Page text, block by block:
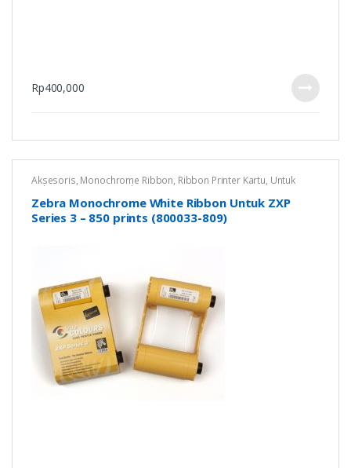
Rp400,000
Aksesoris, Monochrome Ribbon, Ribbon Printer Kartu, Untuk
Zebra ZXP Series 3 Zebra
Zebra Monochrome White Ribbon Untuk ZXP
Series 3 – 850 prints (800033-809)